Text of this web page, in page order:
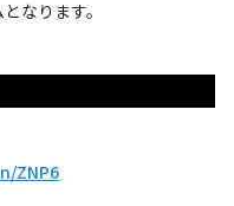
なります。
ZNP6